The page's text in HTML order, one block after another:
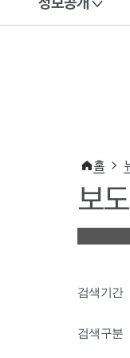
이 누리집은 대한민
홈
보
검색기간
검색구분